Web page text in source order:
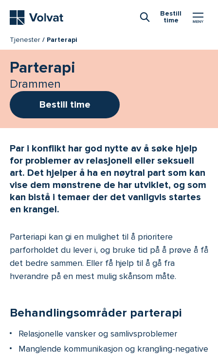
Bestill
time
Tjenester Parterapi
Parterapi
Drammen
Bestill time
Par i konflikt har god nytte av å søke hjelp
for problemer av relasjonell eller seksuell
art. Det hjelper å ha en nøytral part som kan
vise dem mønstrene de har utviklet, og som
kan bistå i temaer der det vanligvis startes
en krangel.
Parteriapi kan gi en mulighet til å prioritere
parforholdet du lever i, og bruke tid på å prøve å få
det bedre sammen. Eller få hjelp til å gå fra
hverandre på en mest mulig skånsom måte.
Behandlingsområder parterapi
Relasjonelle vansker og samlivsproblemer
Manglende kommunikasjon og krangling-negative